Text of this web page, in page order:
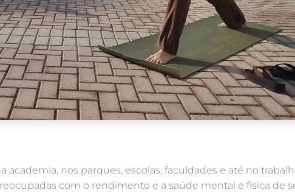
academia, nos parques, escolas, faculdades e até no
com o rendimento e a saúde mental e física de